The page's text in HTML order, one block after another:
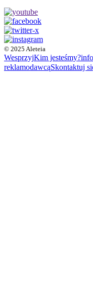
© 2025 Aleteia
WesprzyjKim jesteśmy?
reklamodawcąSkontaktuj